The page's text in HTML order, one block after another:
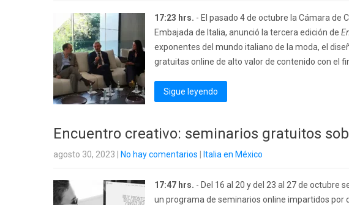
17:23 hrs. - El pasado 4 de octubre la Cámara de
Embajada de Italia, anunció la tercera edición de
exponentes del mundo italiano de la moda, el
gratuitas online de alto valor de contenido con el
Sigue leyendo
Encuentro creativo: seminarios gratuitos
agosto 30, 2023 No hay comentarios Italia en México
17:47 hrs. - Del 16 al 20 y del 23 al 27 de octubre
un programa de seminarios online impartidos por